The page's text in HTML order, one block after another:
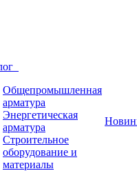
Общепромышленная
арматура
Энергетическая
арматура
Строительное
оборудование и
материалы